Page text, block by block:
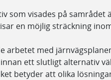
som visades på
en möjlig sträckning
arbetet med
ett slutligt alternativ
betyder att olika